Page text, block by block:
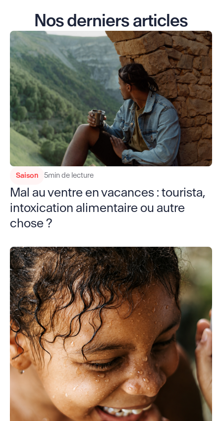
Nos derniers articles
Saison 5min de lecture
Mal au ventre en vacances : tourista,
intoxication alimentaire ou autre
chose ?